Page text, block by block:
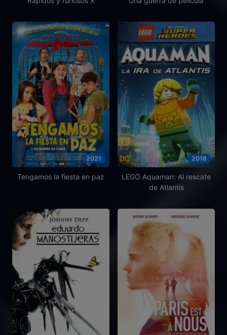
2021
Tengamos la fiesta en paz
2018
LEGO Aquaman: Al rescate
de Atlantis